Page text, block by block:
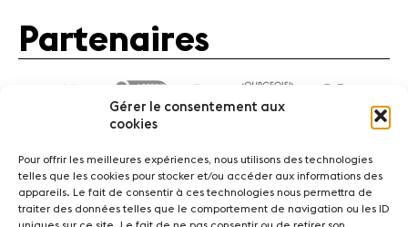
Gérer le consentement aux
cookies
Pour offrir les meilleures expériences, nous utilisons des technologies
telles que les cookies pour stocker et/ou accéder aux informations des
appareils. Le fait de consentir à ces technologies nous permettra de
traiter des données telles que le comportement de navigation ou les ID
Partenaires
ActualitésConcerts Bénévoles Médiation